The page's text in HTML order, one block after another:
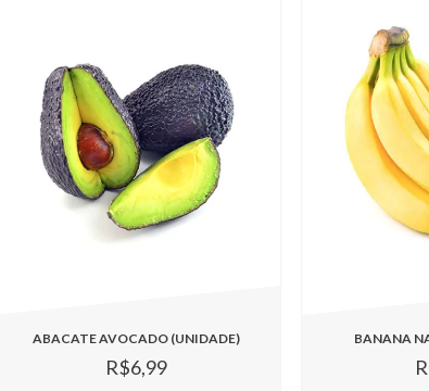
ABACATE AVOCADO (UNIDADE)
R$6,99
BANANA